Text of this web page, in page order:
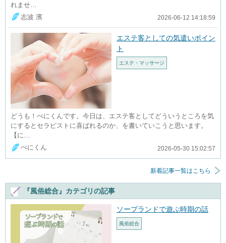
れませ…
志波 濱
2026-06-12 14:18:59
エステ客としての気遣いポイン
ト
エステ・マッサージ
どうも！ぺにくんです。今日は、エステ客としてどういうところを気
にするとセラピストに喜ばれるのか、を書いていこうと思います。
【に…
ぺにくん
2026-05-30 15:02:57
新着記事一覧はこちら
『風俗総合』カテゴリの記事
ソープランドで遊ぶ時期の話
風俗総合